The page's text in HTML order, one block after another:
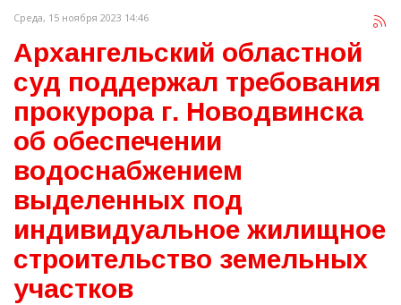
Среда, 15 ноября 2023 14:46
Архангельский областной
суд поддержал требования
прокурора г. Новодвинска
об обеспечении
водоснабжением
выделенных под
индивидуальное жилищное
строительство земельных
участков